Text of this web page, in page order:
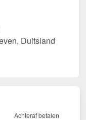
Duitsland
Achteraf betalen